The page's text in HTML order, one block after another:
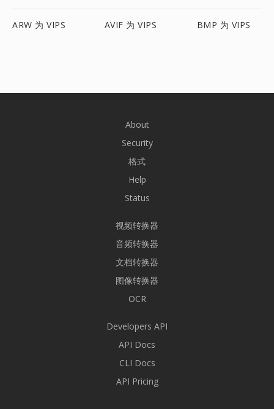
ARW 为 VIPS AVIF 为 VIPS BMP 为 VIPS
About
Security
格式
Help
Status
视频转换器
音频转换器
文档转换器
图像转换器
OCR
Developers API
API Docs
CLI Docs
API Pricing